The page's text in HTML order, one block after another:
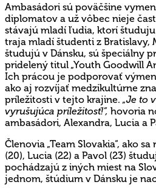
Ambasádori sú poväčšine
diplomatov a už vôbec nieje
stávajú mladí ľudia, ktorí
traja mladí študenti z Bratislavy,
študujú v Dánsku, sú špeciálny
pridelený titul „Youth Goodwill
Ich prácou je podporovať
ako aj rozvíjať medzikultúrne
príležitosti v tejto krajine. „Je to
vyrušujúca príležitosť!“, hovoria
ambasádori, Alexandra, Lucia a
Členovia „Team Slovakia“, ako
(20), Lucia (22) a Pavol (23)
pochádzajú z iných miest na
jednom, štúdium v Dánsku je